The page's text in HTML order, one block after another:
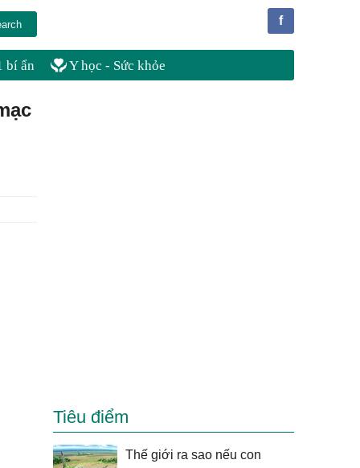
f
bí ẩn Y học - Sức khỏe
Tiêu điểm
Thế giới ra sao nếu con